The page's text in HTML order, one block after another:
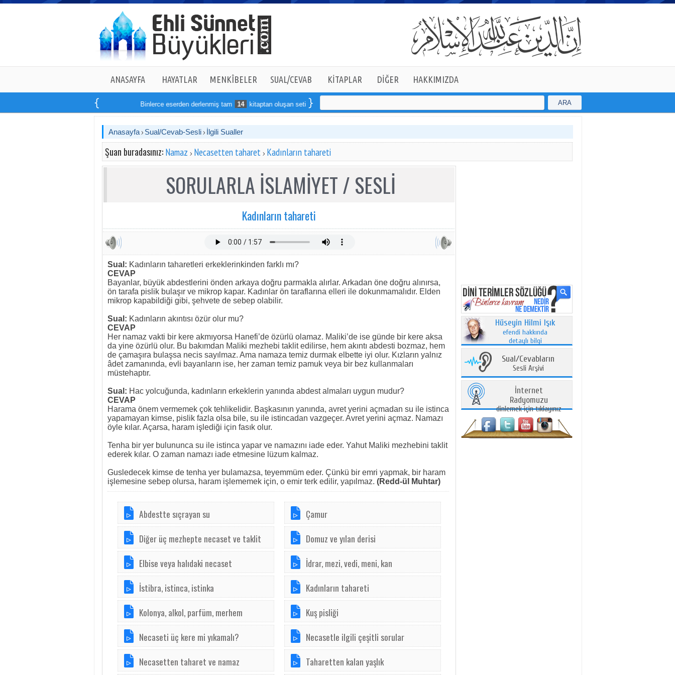
ANASAYFA HAYATLAR MENKÎBELER SUAL/CEVAB KİTAPLAR DİĞER HAKKIMIZDA
Binlerce eserden derlenmiş tam 14 kitaptan oluşan seti online sipariş verebilirsiniz ARA
Anasayfa Sual/Cevab-Sesli İlgili Sualler
Şuan buradasınız: Namaz Necasetten taharet Kadınların tahareti
SORULARLA İSLAMİYET / SESLİ
Kadınların tahareti
Sual: Kadınların taharetleri erkeklerinkinden farklı mı?
CEVAP
Bayanlar, büyük abdestlerini önden arkaya doğru parmakla alırlar. Arkadan öne doğru alınırsa,
ön tarafa pislik bulaşır ve mikrop kapar. Kadınlar ön taraflarına elleri ile dokunmamalıdır. Elden
mikrop kapabildiği gibi, şehvete de sebep olabilir.
Sual: Kadınların akıntısı özür olur mu?
CEVAP
Her namaz vakti bir kere akmıyorsa Hanefi’de özürlü olamaz. Maliki’de ise günde bir kere aksa
da yine özürlü olur. Bu bakımdan Maliki mezhebi taklit edilirse, hem akıntı abdesti bozmaz, hem
de çamaşıra bulaşsa necis sayılmaz. Ama namaza temiz durmak elbette iyi olur. Kızların yalnız
âdet zamanında, evli bayanların ise, her zaman temiz pamuk veya bir bez kullanmaları
müstehaptır.
Sual: Hac yolcuğunda, kadınların erkeklerin yanında abdest almaları uygun mudur?
CEVAP
Harama önem vermemek çok tehlikelidir. Başkasının yanında, avret yerini açmadan su ile istinca
yapamayan kimse, pislik fazla olsa bile, su ile istincadan vazgeçer. Avret yerini açmaz. Namazı
öyle kılar. Açarsa, haram işlediği için fasık olur.
Tenha bir yer bulununca su ile istinca yapar ve namazını iade eder. Yahut Maliki mezhebini taklit
ederek kılar. O zaman namazı iade etmesine lüzum kalmaz.
Gusledecek kimse de tenha yer bulamazsa, teyemmüm eder. Çünkü bir emri yapmak, bir haram
işlemesine sebep olursa, haram işlememek için, o emir terk edilir, yapılmaz. (Redd-ül Muhtar)
Abdestte sıçrayan su
Çamur
Diğer üç mezhepte necaset ve taklit
Domuz ve yılan derisi
Elbise veya halıdaki necaset
İdrar, mezi, vedi, meni, kan
İstibra, istinca, istinka
Kadınların tahareti
Kolonya, alkol, parfüm, merhem
Kuş pisliği
Necaseti üç kere mi yıkamalı?
Necasetle ilgili çeşitli sorular
Necasetten taharet ve namaz
Taharetten kalan yaşlık
Hüseyin Hilmi Işık
efendi hakkında
detaylı bilgi
Sual/Cevabların
Sesli Arşivi
İnternet
Radyomuzu
dinlemek için tıklayınız